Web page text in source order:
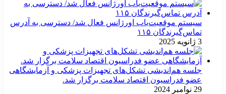
سیستم موقعیت‌یاب اورژانس فعال شد/ دسترسی به آدرس
تماس‌گیرندگان ۱۱۵
3 ژانویه 2025
جلسه هم‌اندیشی تشکل‌های تجهیزات پزشکی و آزمایشگاهی
عضو فدراسیون اقتصاد سلامت برگزار شد.
29 نوامبر 2024